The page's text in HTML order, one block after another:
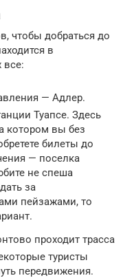
чтобы добраться до
в
все:
— Адлер.
Туапсе. Здесь
котором вы без
билеты до
— поселка
не спеша
за
пейзажами, то
проходит трасса
туристы
передвижения.